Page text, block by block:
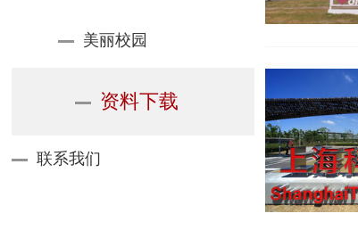
美丽校园
资料下载
联系我们